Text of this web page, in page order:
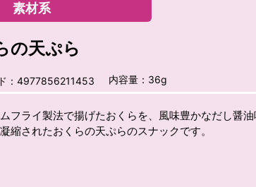
素材系
の天ぷら
：4977856211453 内容量：36g
フライ製法で揚げたおくらを、風味豊かなだし醤
縮されたおくらの天ぷらのスナックです。